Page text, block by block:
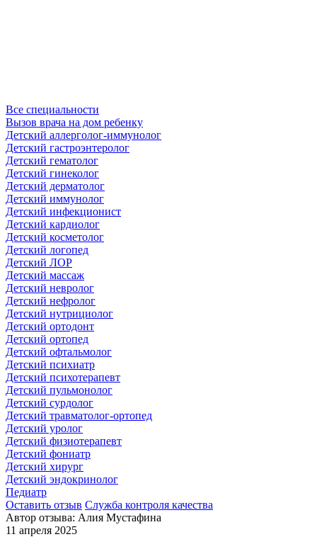
Все специальности
Вызов врача на дом ребенку
Детский аллерголог-иммунолог
Детский гастроэнтеролог
Детский гематолог
Детский гинеколог
Детский дерматолог
Детский иммунолог
Детский инфекционист
Детский кардиолог
Детский косметолог
Детский логопед
Детский ЛОР
Детский массаж
Детский невролог
Детский нефролог
Детский нутрициолог
Детский ортодонт
Детский ортопед
Детский офтальмолог
Детский психиатр
Детский психотерапевт
Детский пульмонолог
Детский сурдолог
Детский травматолог-ортопед
Детский уролог
Детский физиотерапевт
Детский фониатр
Детский хирург
Детский эндокринолог
Педиатр
Оставить отзыв Служба контроля качества
Автор отзыва: Алия Мустафина
11 апреля 2025